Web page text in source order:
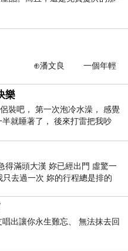
個年輕
樂
裝吧， 第一次泡冷水澡， 感覺
就睡著了， 後來打雷把我吵
得滿頭大漢 妳已經出門 虛驚一
去過一次 妳的行程總是排的
出讓你永生難忘、 無法抹去回